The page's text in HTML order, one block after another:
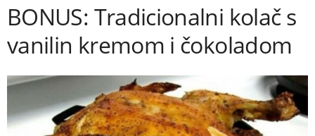
BONUS: Tradicionalni kolač s
vanilin kremom i čokoladom